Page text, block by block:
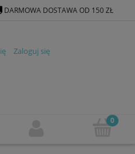
Zaloguj się
DARMOWA DOSTAWA OD 150 ZŁ